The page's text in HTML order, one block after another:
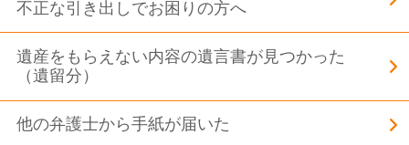
不正な引き出しでお困りの方へ
遺産をもらえない内容の遺言書が見つかった
（遺留分）
他の弁護士から手紙が届いた